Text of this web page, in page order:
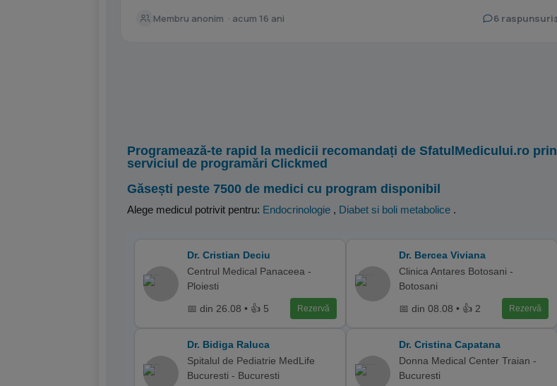
Membru anonim · acum 16 ani 6 raspunsuri
Programează-te rapid la medicii recomandați de SfatulMedicului.ro prin
serviciul de programări Clickmed
Găsești peste 7500 de medici cu program disponibil
Alege medicul potrivit pentru: Endocrinologie , Diabet si boli metabolice .
Dr. Cristian Deciu
Centrul Medical Panaceea -
Ploiesti
📅 din 26.08 • 👍 5
Rezervă
Dr. Bercea Viviana
Clinica Antares Botosani -
Botosani
📅 din 08.08 • 👍 2
Rezervă
Dr. Bidiga Raluca
Spitalul de Pediatrie MedLife
Bucuresti - Bucuresti
Dr. Cristina Capatana
Donna Medical Center Traian -
Bucuresti